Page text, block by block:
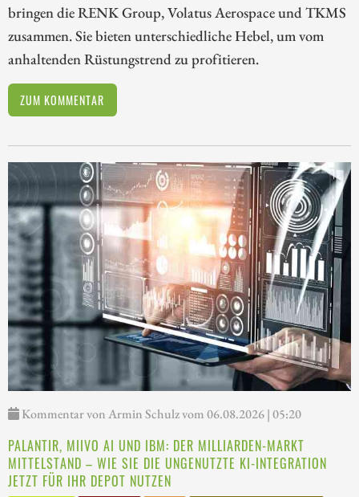
bringen die RENK Group, Volatus Aerospace und TKMS
zusammen. Sie bieten unterschiedliche Hebel, um vom
anhaltenden Rüstungstrend zu profitieren.
ZUM KOMMENTAR
Kommentar von Armin Schulz vom 06.08.2026 | 05:20
PALANTIR, MIIVO AI UND IBM: DER MILLIARDEN-MARKT
MITTELSTAND – WIE SIE DIE UNGENUTZTE KI-INTEGRATION
JETZT FÜR IHR DEPOT NUTZEN